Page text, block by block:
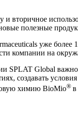
и вторичное
полезные
уже
компании на
SPLAT Global
создавать
химию BioMio® в